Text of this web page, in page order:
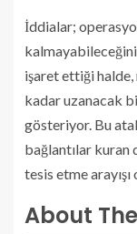
İddialar;
kalmayabileceğini,
işaret ettiği halde,
kadar uzanacak
gösteriyor. Bu
bağlantılar kuran
tesis etme
About